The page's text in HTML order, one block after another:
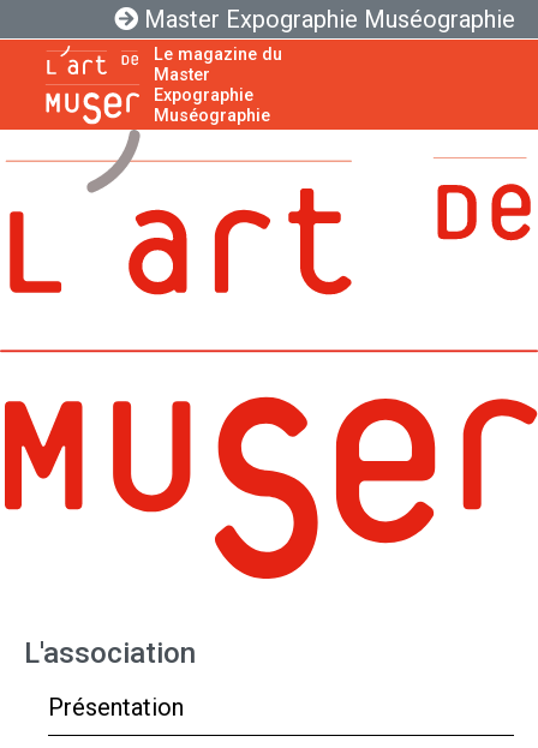
Master Expographie Muséographie
Le magazine du
Master
Expographie
Muséographie
L'association
Présentation